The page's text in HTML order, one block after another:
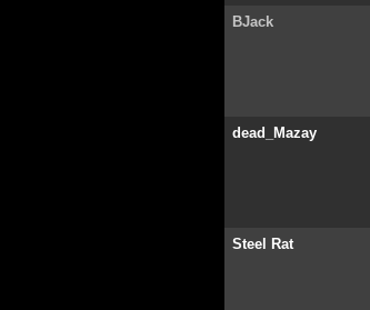
BJack
dead_Mazay
Steel Rat